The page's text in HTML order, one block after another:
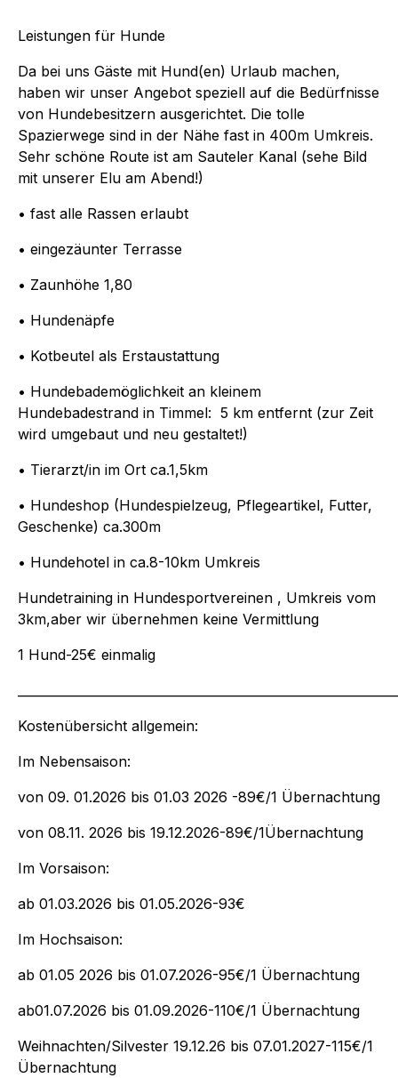
Leistungen für Hunde
Da bei uns Gäste mit Hund(en) Urlaub machen,
haben wir unser Angebot speziell auf die Bedürfnisse
von Hundebesitzern ausgerichtet. Die tolle
Spazierwege sind in der Nähe fast in 400m Umkreis.
Sehr schöne Route ist am Sauteler Kanal (sehe Bild
mit unserer Elu am Abend!)
• fast alle Rassen erlaubt
• eingezäunter Terrasse
• Zaunhöhe 1,80
• Hundenäpfe
• Kotbeutel als Erstaustattung
• Hundebademöglichkeit an kleinem
Hundebadestrand in Timmel: 5 km entfernt (zur Zeit
wird umgebaut und neu gestaltet!)
• Tierarzt/in im Ort ca.1,5km
• Hundeshop (Hundespielzeug, Pflegeartikel, Futter,
Geschenke) ca.300m
• Hundehotel in ca.8-10km Umkreis
Hundetraining in Hundesportvereinen , Umkreis vom
3km,aber wir übernehmen keine Vermittlung
1 Hund-25€ einmalig
Kostenübersicht allgemein:
Im Nebensaison:
von 09. 01.2026 bis 01.03 2026 -89€/1 Übernachtung
von 08.11. 2026 bis 19.12.2026-89€/1Übernachtung
Im Vorsaison:
ab 01.03.2026 bis 01.05.2026-93€
Im Hochsaison:
ab 01.05 2026 bis 01.07.2026-95€/1 Übernachtung
ab01.07.2026 bis 01.09.2026-110€/1 Übernachtung
Weihnachten/Silvester 19.12.26 bis 07.01.2027-115€/1
Übernachtung